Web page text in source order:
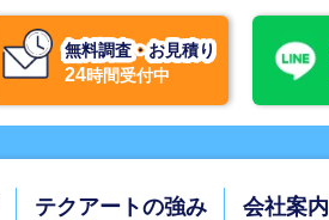
テクアートの強み 会社案内
無料調査・お見積り
24時間受付中